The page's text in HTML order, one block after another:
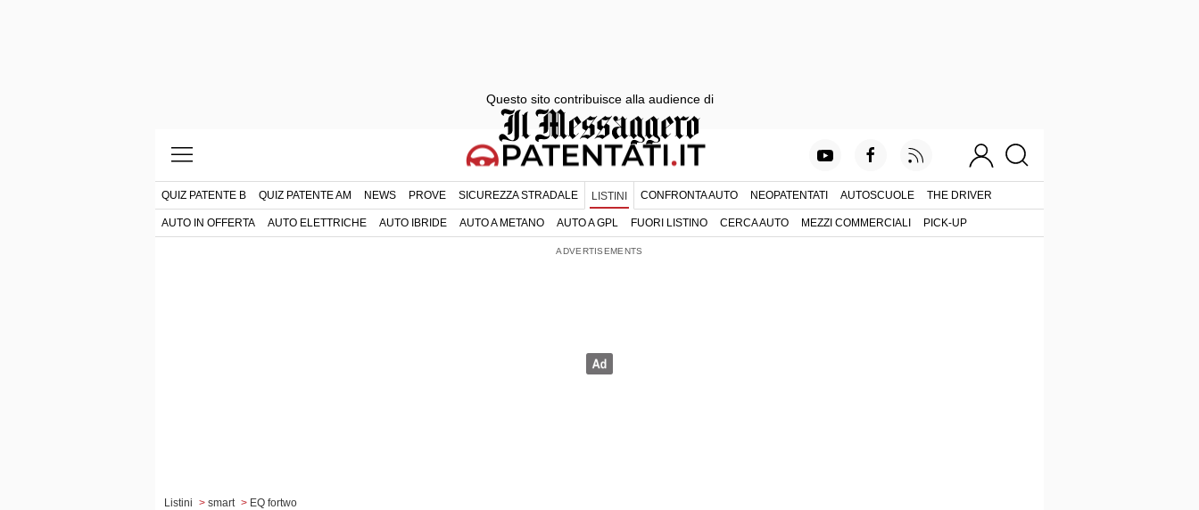
QUIZ PATENTE B QUIZ PATENTE AM NEWS PROVE SICUREZZA STRADALE LISTINI CONFRONTA AUTO NEOPATENTATI AUTOSCUOLE THE DRIVER
AUTO IN OFFERTA AUTO ELETTRICHE AUTO IBRIDE AUTO A METANO AUTO A GPL FUORI LISTINO CERCA AUTO MEZZI COMMERCIALI PICK-UP
Listini > smart > EQ fortwo
Questo sito contribuisce alla audience di